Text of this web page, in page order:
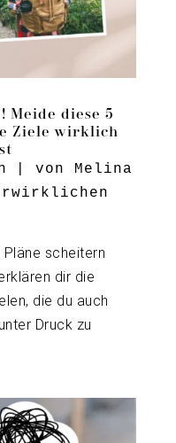
Meide diese 5
Ziele wirklich
| von Melina
scheitern
dir die
die du auch
Druck zu